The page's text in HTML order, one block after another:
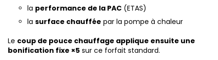
la performance de la PAC (ETAS)
la surface chauffée par la pompe à chaleur
Le coup de pouce chauffage applique ensuite une
bonification fixe ×5 sur ce forfait standard.